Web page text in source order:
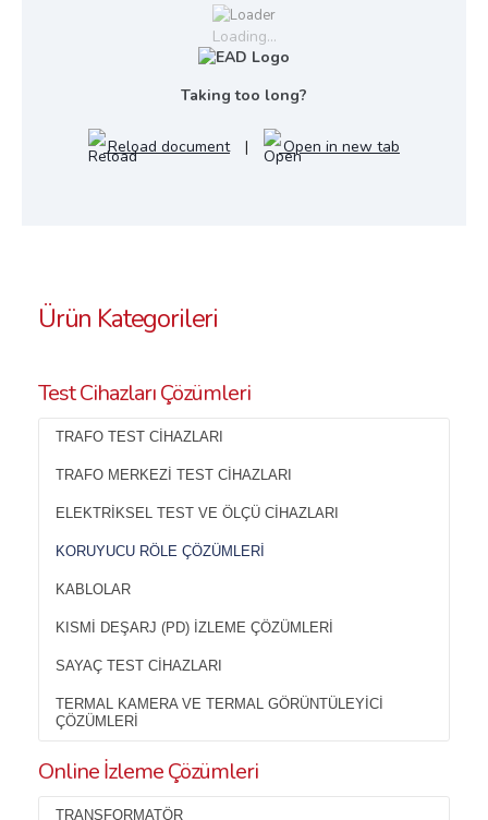
Loading...
Taking too long?
Reload document | Open in new tab
Ürün Kategorileri
Test Cihazları Çözümleri
TRAFO TEST CIHAZLARI
TRAFO MERKEZI TEST CIHAZLARI
ELEKTRIKSEL TEST VE ÖLÇÜ CIHAZLARI
KORUYUCU RÖLE ÇÖZÜMLERI
KABLOLAR
KISMI DEŞARJ (PD) İZLEME ÇÖZÜMLERI
SAYAÇ TEST CIHAZLARI
TERMAL KAMERA VE TERMAL GÖRÜNTÜLEYICI
ÇÖZÜMLERI
Online İzleme Çözümleri
TRANSFORMATÖR